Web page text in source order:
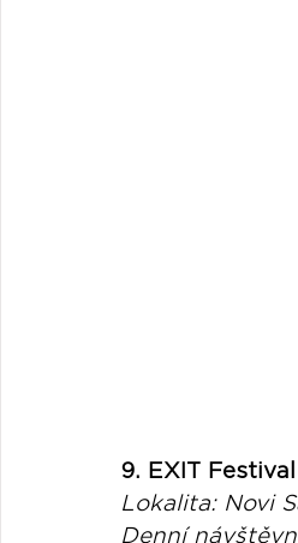
9. EXIT
Lokalita: Novi
Denní